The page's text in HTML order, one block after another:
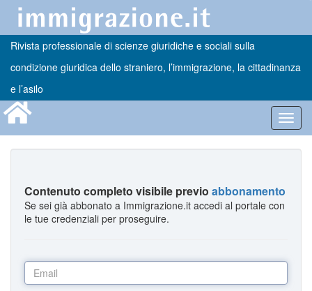
Rivista professionale di scienze giuridiche e sociali sulla
condizione giuridica dello straniero, l’immigrazione, la cittadinanza
e l’asilo
Contenuto completo visibile previo abbonamento
Se sei già abbonato a Immigrazione.it accedi al portale con
le tue credenziali per proseguire.